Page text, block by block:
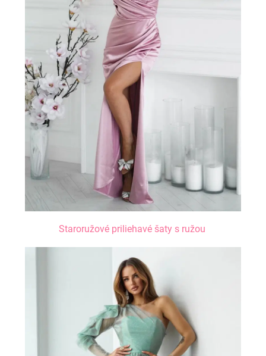
Staroružové priliehavé šaty s ružou